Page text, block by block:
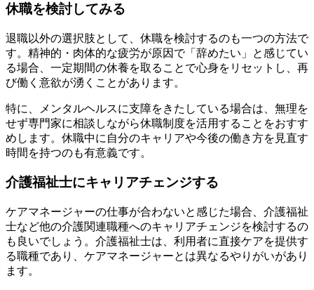
休職を検討してみる
退職以外の選択肢として、休職を検討するのも一つの方法で
す。精神的・肉体的な疲労が原因で「辞めたい」と感じてい
る場合、一定期間の休養を取ることで心身をリセットし、再
び働く意欲が湧くことがあります。
特に、メンタルヘルスに支障をきたしている場合は、無理を
せず専門家に相談しながら休職制度を活用することをおすす
めします。休職中に自分のキャリアや今後の働き方を見直す
時間を持つのも有意義です。
介護福祉士にキャリアチェンジする
ケアマネージャーの仕事が合わないと感じた場合、介護福祉
士など他の介護関連職種へのキャリアチェンジを検討するの
も良いでしょう。介護福祉士は、利用者に直接ケアを提供す
る職種であり、ケアマネージャーとは異なるやりがいがあり
ます。